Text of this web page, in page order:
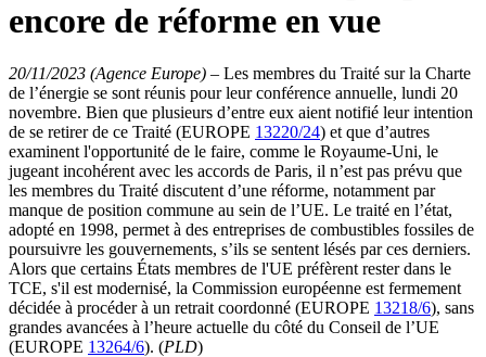
encore de réforme en vue
20/11/2023 (Agence Europe) – Les membres du Traité sur la Charte
de l’énergie se sont réunis pour leur conférence annuelle, lundi 20
novembre. Bien que plusieurs d’entre eux aient notifié leur intention
de se retirer de ce Traité (EUROPE 13220/24) et que d’autres
examinent l'opportunité de le faire, comme le Royaume-Uni, le
jugeant incohérent avec les accords de Paris, il n’est pas prévu que
les membres du Traité discutent d’une réforme, notamment par
manque de position commune au sein de l’UE. Le traité en l’état,
adopté en 1998, permet à des entreprises de combustibles fossiles de
poursuivre les gouvernements, s’ils se sentent lésés par ces derniers.
Alors que certains États membres de l'UE préfèrent rester dans le
TCE, s'il est modernisé, la Commission européenne est fermement
décidée à procéder à un retrait coordonné (EUROPE 13218/6), sans
grandes avancées à l’heure actuelle du côté du Conseil de l’UE
(EUROPE 13264/6). (PLD)